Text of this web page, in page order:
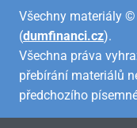
Všechny materiály ©
(dumfinanci.cz).
Všechna práva
přebírání materiálů
předchozího